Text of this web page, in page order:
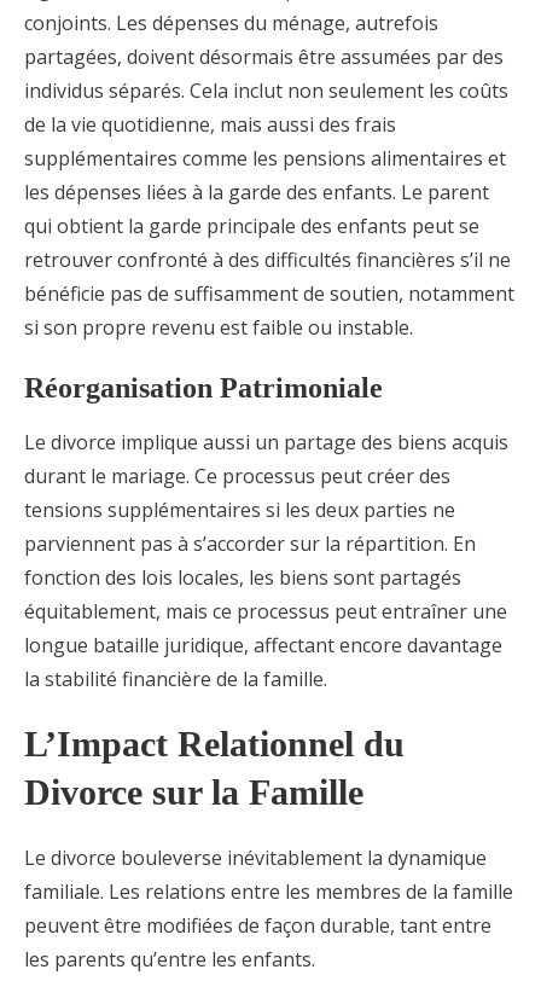
conjoints. Les dépenses du ménage, autrefois
partagées, doivent désormais être assumées par des
individus séparés. Cela inclut non seulement les coûts
de la vie quotidienne, mais aussi des frais
supplémentaires comme les pensions alimentaires et
les dépenses liées à la garde des enfants. Le parent
qui obtient la garde principale des enfants peut se
retrouver confronté à des difficultés financières s’il ne
bénéficie pas de suffisamment de soutien, notamment
si son propre revenu est faible ou instable.
Réorganisation Patrimoniale
Le divorce implique aussi un partage des biens acquis
durant le mariage. Ce processus peut créer des
tensions supplémentaires si les deux parties ne
parviennent pas à s’accorder sur la répartition. En
fonction des lois locales, les biens sont partagés
équitablement, mais ce processus peut entraîner une
longue bataille juridique, affectant encore davantage
la stabilité financière de la famille.
L’Impact Relationnel du
Divorce sur la Famille
Le divorce bouleverse inévitablement la dynamique
familiale. Les relations entre les membres de la famille
peuvent être modifiées de façon durable, tant entre
les parents qu’entre les enfants.